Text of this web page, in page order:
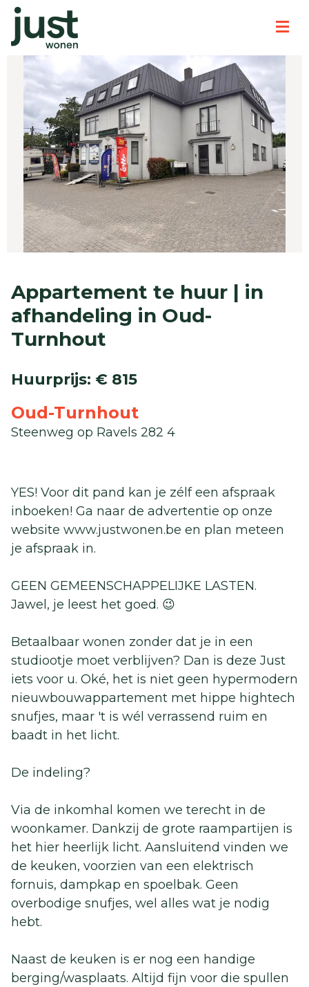
Appartement te huur | in
afhandeling in Oud-
Turnhout
Huurprijs: € 815
Oud-Turnhout
Steenweg op Ravels 282 4
YES! Voor dit pand kan je zélf een afspraak
inboeken! Ga naar de advertentie op onze
website www.justwonen.be en plan meteen
je afspraak in.
GEEN GEMEENSCHAPPELIJKE LASTEN.
Jawel, je leest het goed. 😉
Betaalbaar wonen zonder dat je in een
studiootje moet verblijven? Dan is deze Just
iets voor u. Oké, het is niet geen hypermodern
nieuwbouwappartement met hippe hightech
snufjes, maar 't is wél verrassend ruim en
baadt in het licht.
De indeling?
Via de inkomhal komen we terecht in de
woonkamer. Dankzij de grote raampartijen is
het hier heerlijk licht. Aansluitend vinden we
de keuken, voorzien van een elektrisch
fornuis, dampkap en spoelbak. Geen
overbodige snufjes, wel alles wat je nodig
hebt.
Naast de keuken is er nog een handige
berging/wasplaats. Altijd fijn voor die spullen